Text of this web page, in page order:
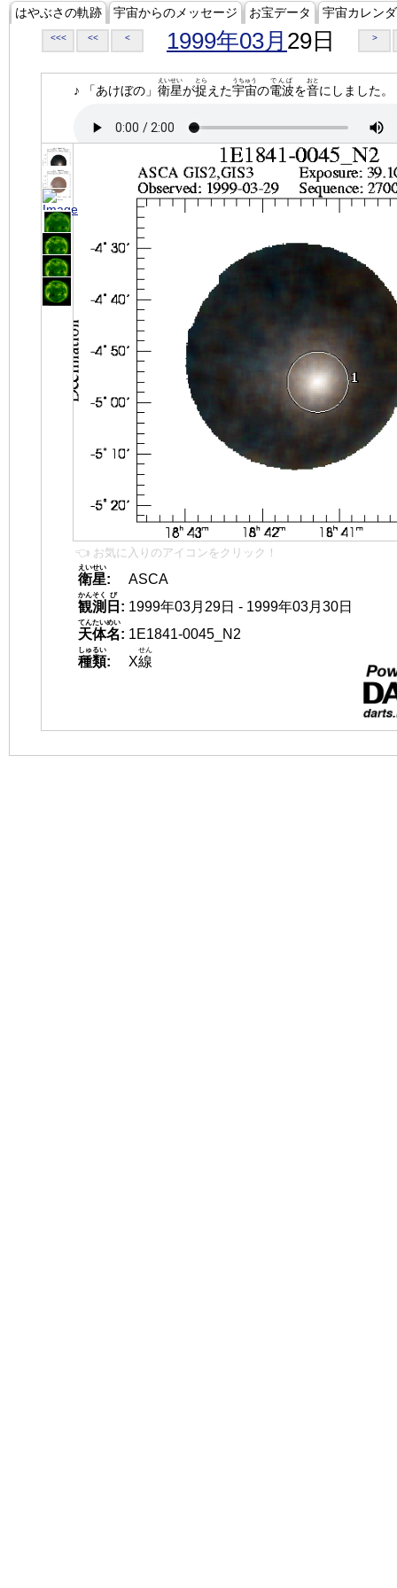
はやぶさの軌跡 宇宙からのメッセージ お宝データ 宇宙カレン
<<< << < 1999年03月 29日 >
♪ 「あけぼの」 衛星
えいせい
が捉
とら
えた宇宙
うちゅう
の電波
でんぱ
を音
おと
にしました。
👈 お気に入りのアイコンをクリック！
衛星
えいせい
:
ASCA
観測
かんそく
日
び
: 1999年03月29日 - 1999年03月30日
天体名
てんたいめい
: 1E1841-0045_N2
種類
しゅるい
: X線
せん